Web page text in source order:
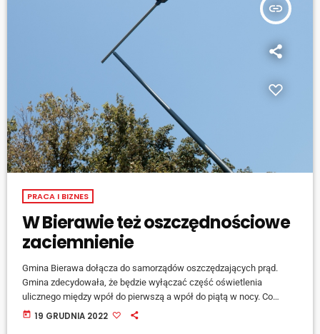
insert_link
PRACA I BIZNES
W Bierawie też oszczędnościowe
zaciemnienie
Gmina Bierawa dołącza do samorządów oszczędzających prąd.
Gmina zdecydowała, że będzie wyłączać część oświetlenia
ulicznego między wpół do pierwszą a wpół do piątą w nocy. Co
ważne, oszczędności dotyczą każdej z miejscowości tworzących
today 19 GRUDNIA 2022